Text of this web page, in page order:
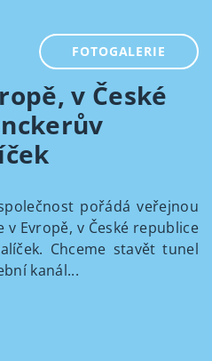
FOTOGALERIE
v České
pořádá veřejnou
Evropě, v České republice
Chceme stavět tunel
kanál...